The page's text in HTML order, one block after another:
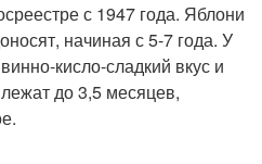
с 1947 года. Яблони
начиная с 5-7 года. У
кисло-сладкий вкус и
до 3,5 месяцев,